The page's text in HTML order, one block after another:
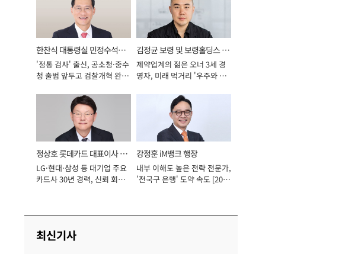
한찬식 대통령실 민정수석비
서관
'정통 검사' 출신, 공소청·중수
청 출범 앞두고 검찰개혁 완수
김정균 보령 및 보령홀딩스 대
표이사 사장
제약업계의 젊은 오너 3세 경
영자, 미래 먹거리 '우주와 헬
정상호 롯데카드 대표이사 사
장
LG·현대·삼성 등 대기업 주요
카드사 30년 경력, 신뢰 회복
강정훈 iM뱅크 행장
내부 이해도 높은 전략 전문가,
'전국구 은행' 도약 속도 [2026
최신기사